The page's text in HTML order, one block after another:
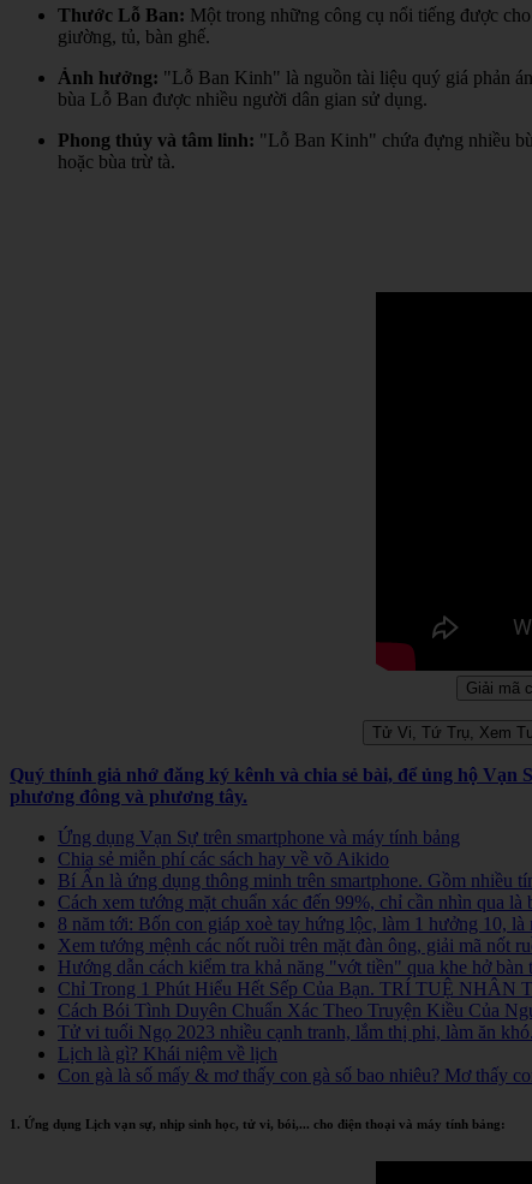
Thước Lỗ Ban: Một trong những công cụ nổi tiếng được
giường, tủ, bàn ghế.
Ảnh hưởng: "Lỗ Ban Kinh" là nguồn tài liệu quý giá phản
bùa Lỗ Ban được nhiều người dân gian sử dụng.
Phong thủy và tâm linh: "Lỗ Ban Kinh" chứa đựng nhiều
hoặc bùa trừ tà.
Quý thính giả nhớ đăng ký kênh và chia sẻ bài, để ủng hộ
phương đông và phương tây.
Ứng dụng Vạn Sự trên smartphone và máy tính bảng
Chia sẻ miễn phí các sách hay về võ Aikido
Bí Ẩn là ứng dụng thông minh trên smartphone. Gồm nhiều
Cách xem tướng mặt chuẩn xác đến 99%, chỉ cần nhìn qua
8 năm tới: Bốn con giáp xoè tay hứng lộc, làm 1 hưởng 10, là
Xem tướng mệnh các nốt ruồi trên mặt đàn ông, giải mã nốt
Hướng dẫn cách kiểm tra khả năng "vớt tiền" qua khe hở
Chỉ Trong 1 Phút Hiểu Hết Sếp Của Bạn. TRÍ TUỆ NHÂN
Cách Bói Tình Duyên Chuẩn Xác Theo Truyện Kiều Của
Tử vi tuổi Ngọ 2023 nhiều cạnh tranh, lắm thị phi, làm ăn
Lịch là gì? Khái niệm về lịch
Con gà là số mấy & mơ thấy con gà số bao nhiêu? Mơ thấy
1. Ứng dụng Lịch vạn sự, nhịp sinh học, tử vi, bói,... cho điện thoại và máy tính bảng: